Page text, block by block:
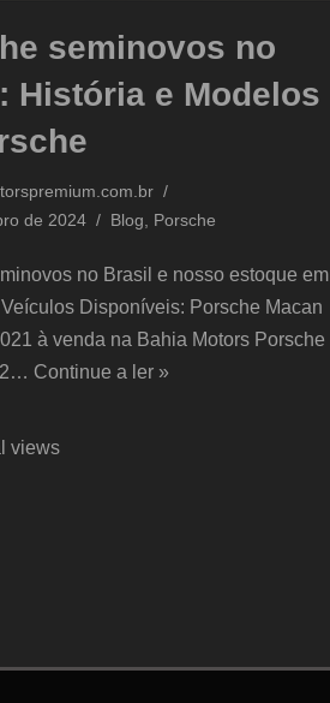
seminovos no
História e Modelos
de 2024
Blog Porsche
no Brasil e nosso estoque em
Disponíveis: Porsche Macan
à venda na Bahia Motors Porsche
Continue a ler »
views